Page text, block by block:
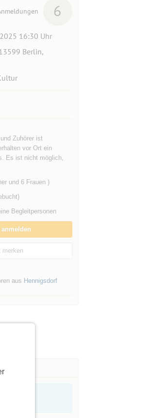
6
16:30 Uhr
Berlin,
Zuhörer ist
vor Ort ein
Es ist nicht möglich,
und 6 Frauen )
Begleitpersonen
merken
aus Hennigsdorf